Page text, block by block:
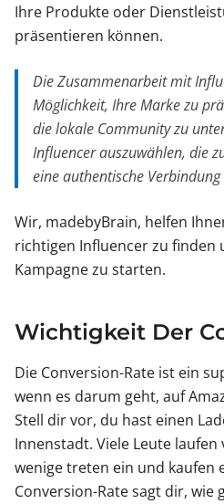
Ihre Produkte oder
präsentieren können.
Die Zusammenarbeit mit
Möglichkeit, Ihre Marke zu
die lokale Community zu
Influencer auszuwählen, die
eine authentische
Wir, madebyBrain, helfen
richtigen Influencer zu finden
Kampagne zu starten.
Wichtigkeit Der
Die Conversion-Rate ist ein
wenn es darum geht, auf
Stell dir vor, du hast einen
Innenstadt. Viele Leute
wenige treten ein und kaufen
Conversion-Rate sagt dir, wie